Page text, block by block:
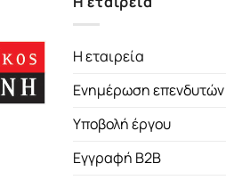
Η εταιρεία
Ενημέρωση επενδυτών
Υποβολή έργου
Εγγραφή B2B